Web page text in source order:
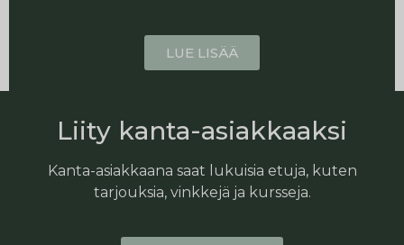
LUE LISÄÄ
Liity kanta-asiakkaaksi
Kanta-asiakkaana saat lukuisia etuja, kuten
tarjouksia, vinkkejä ja kursseja.